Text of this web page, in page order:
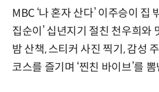
MBC ‘나 혼자 산다’ 이주승이 집
집순이’ 십년지기 절친 천우희와
밤 산책, 스티커 사진 찍기, 감성
코스를 즐기며 ‘찐친 바이브’를 뽐